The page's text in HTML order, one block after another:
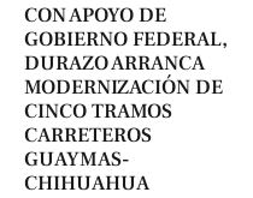
CON APOYO DE
GOBIERNO FEDERAL,
DURAZO ARRANCA
MODERNIZACIÓN DE
CINCO TRAMOS
CARRETEROS
GUAYMAS-
CHIHUAHUA